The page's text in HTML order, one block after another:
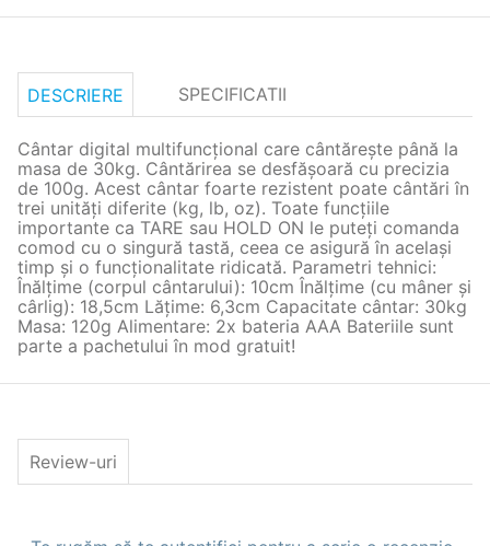
DESCRIERE SPECIFICATII
Cântar digital multifuncţional care cântăreşte până la
masa de 30kg. Cântărirea se desfăşoară cu precizia
de 100g. Acest cântar foarte rezistent poate cântări în
trei unităţi diferite (kg, lb, oz). Toate funcţiile
importante ca TARE sau HOLD ON le puteţi comanda
comod cu o singură tastă, ceea ce asigură în acelaşi
timp şi o funcţionalitate ridicată. Parametri tehnici:
Înălţime (corpul cântarului): 10cm Înălţime (cu mâner şi
cârlig): 18,5cm Lăţime: 6,3cm Capacitate cântar: 30kg
Masa: 120g Alimentare: 2x bateria AAA Bateriile sunt
parte a pachetului în mod gratuit!
Review-uri